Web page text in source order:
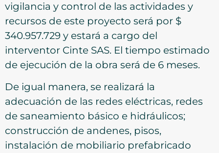
vigilancia y control de las actividades y
recursos de este proyecto será por $
340.957.729 y estará a cargo del
interventor Cinte SAS. El tiempo estimado
de ejecución de la obra será de 6 meses.
De igual manera, se realizará la
adecuación de las redes eléctricas, redes
de saneamiento básico e hidráulicos;
construcción de andenes, pisos,
instalación de mobiliario prefabricado